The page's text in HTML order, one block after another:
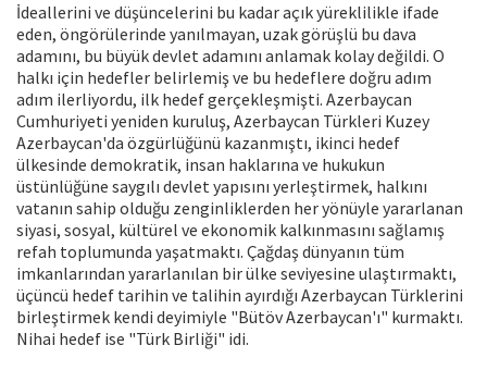
İdeallerini ve düşüncelerini bu kadar açık yüreklilikle ifade
eden, öngörülerinde yanılmayan, uzak görüşlü bu dava
adamını, bu büyük devlet adamını anlamak kolay değildi. O
halkı için hedefler belirlemiş ve bu hedeflere doğru adım
adım ilerliyordu, ilk hedef gerçekleşmişti. Azerbaycan
Cumhuriyeti yeniden kuruluş, Azerbaycan Türkleri Kuzey
Azerbaycan'da özgürlüğünü kazanmıştı, ikinci hedef
ülkesinde demokratik, insan haklarına ve hukukun
üstünlüğüne saygılı devlet yapısını yerleştirmek, halkını
vatanın sahip olduğu zenginliklerden her yönüyle yararlanan
siyasi, sosyal, kültürel ve ekonomik kalkınmasını sağlamış
refah toplumunda yaşatmaktı. Çağdaş dünyanın tüm
imkanlarından yararlanılan bir ülke seviyesine ulaştırmaktı,
üçüncü hedef tarihin ve talihin ayırdığı Azerbaycan Türklerini
birleştirmek kendi deyimiyle "Bütöv Azerbaycan'ı" kurmaktı.
Nihai hedef ise "Türk Birliği" idi.